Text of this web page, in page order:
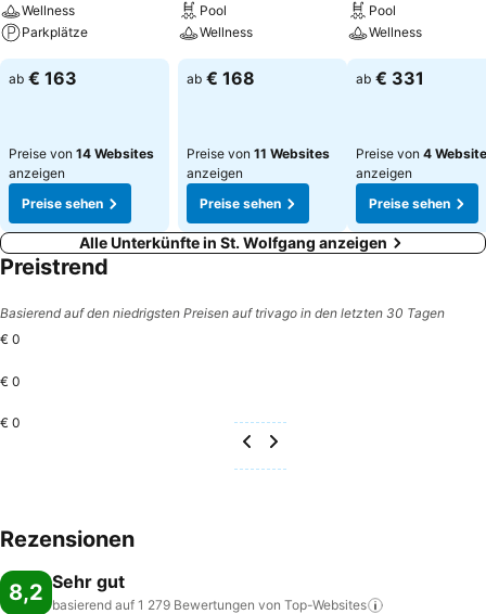
Wellness
Parkplätze
ab € 163
Preise von 14 Websites
anzeigen
Preise sehen
Pool
Wellness
ab € 168
Preise von 11 Websites
anzeigen
Preise sehen
Pool
Wellness
ab € 331
Preise von 4
anzeigen
Preise sehen
Alle Unterkünfte in St. Wolfgang anzeigen
Preistrend
Basierend auf den niedrigsten Preisen auf trivago in den letzten 30 Tagen
€ 0
€ 0
€ 0
Rezensionen
8,2 Sehr gut
basierend auf 1 279 Bewertungen von Top-Websites